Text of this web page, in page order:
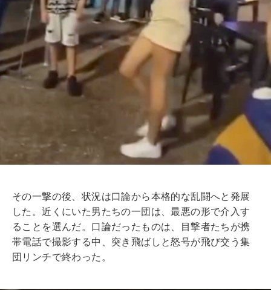
その一撃の後、状況は口論から本格的な乱闘へと発展
した。近くにいた男たちの一団は、最悪の形で介入す
ることを選んだ。口論だったものは、目撃者たちが携
帯電話で撮影する中、突き飛ばしと怒号が飛び交う集
団リンチで終わった。